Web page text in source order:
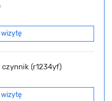
wizytę
(r1234yf)
wizytę